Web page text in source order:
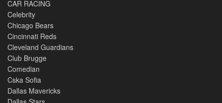
CAR RACING
Celebrity
Chicago Bears
Cincinnati Reds
Cleveland Guardians
Club Brugge
Comedian
Cska Sofia
Dallas Mavericks